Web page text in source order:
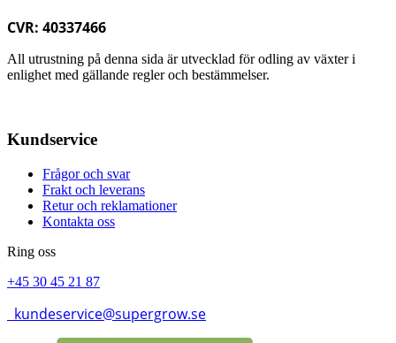
CVR: 40337466
All utrustning på denna sida är utvecklad för odling av växter i
enlighet med gällande regler och bestämmelser.
Kundservice
Frågor och svar
Frakt och leverans
Retur och reklamationer
Kontakta oss
Ring oss
+45 30 45 21 87
kundeservice@supergrow.se